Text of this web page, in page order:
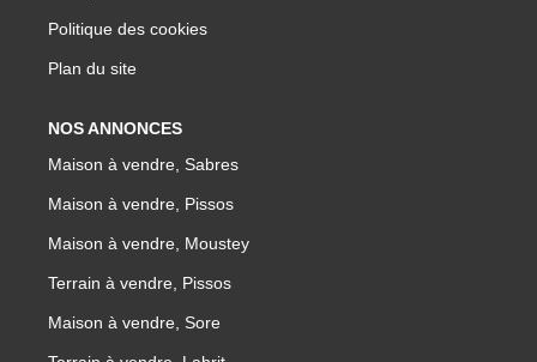
Politique des cookies
Plan du site
NOS ANNONCES
Maison à vendre, Sabres
Maison à vendre, Pissos
Maison à vendre, Moustey
Terrain à vendre, Pissos
Maison à vendre, Sore